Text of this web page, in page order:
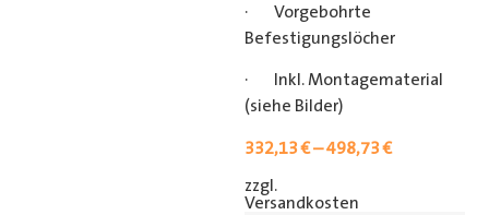
· Vorgebohrte
Befestigungslöcher
· Inkl. Montagematerial
(siehe Bilder)
332,13€–498,73€
zzgl.
Versandkosten